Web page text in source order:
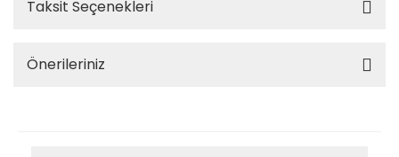
Taksit Seçenekleri
Önerileriniz